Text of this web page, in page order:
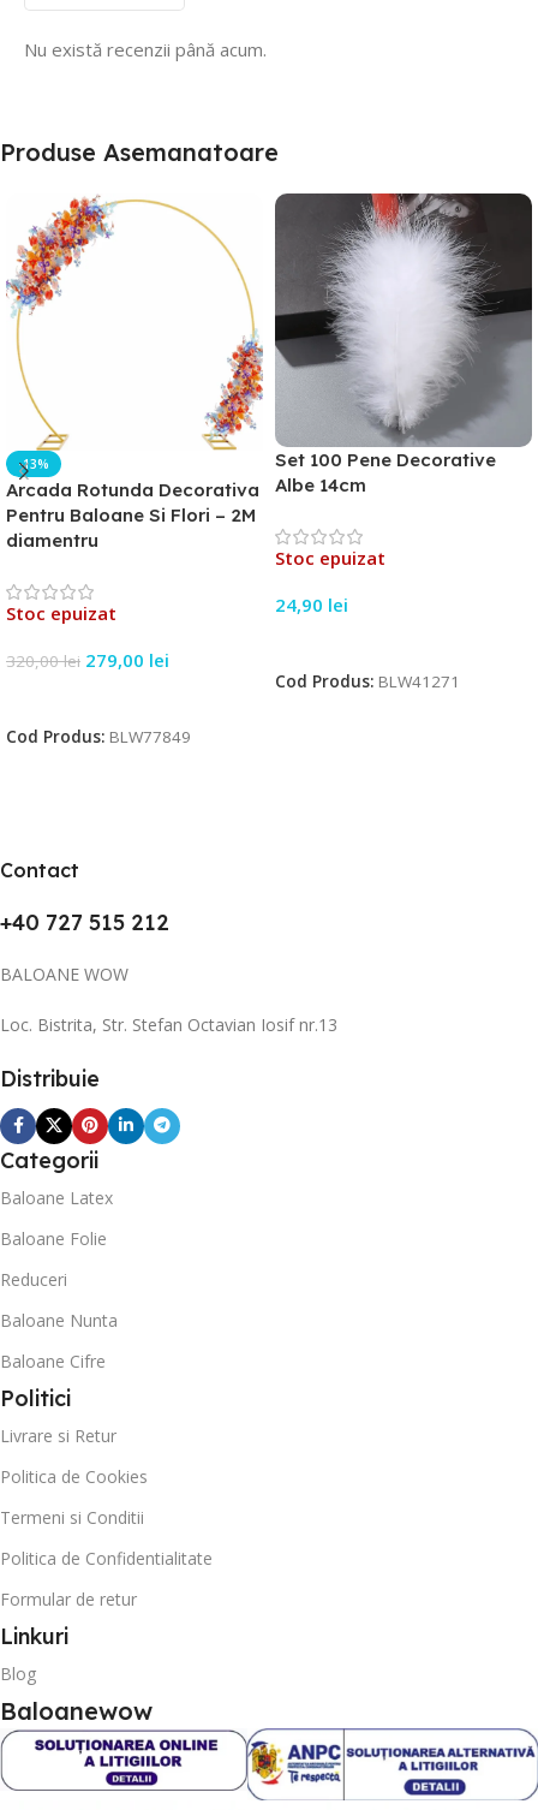
Nu există recenzii până acum.
Produse Asemanatoare
-13%
Arcada Rotunda Decorativa
Pentru Baloane Si Flori – 2M
diamentru
Stoc epuizat
320,00lei 279,00 lei
Cod Produs: BLW77849
Set 100 Pene Decorative
Albe 14cm
Stoc epuizat
24,90 lei
Cod Produs: BLW41271
Contact
+40 727 515 212
BALOANE WOW
Loc. Bistrita, Str. Stefan Octavian Iosif nr.13
Distribuie
Categorii
Baloane Latex
Baloane Folie
Reduceri
Baloane Nunta
Baloane Cifre
Politici
Livrare si Retur
Politica de Cookies
Termeni si Conditii
Politica de Confidentialitate
Formular de retur
Linkuri
Blog
Baloanewow